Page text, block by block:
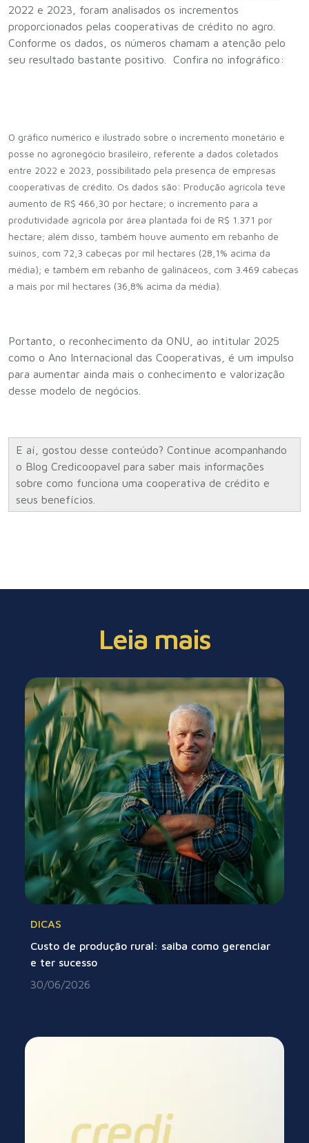
2022 e 2023, foram analisados os incrementos
proporcionados pelas cooperativas de crédito no agro.
Conforme os dados, os números chamam a atenção pelo
seu resultado bastante positivo. Confira no infográfico:
O gráfico numérico e ilustrado sobre o incremento monetário e
posse no agronegócio brasileiro, referente a dados coletados
entre 2022 e 2023, possibilitado pela presença de empresas
cooperativas de crédito. Os dados são: Produção agrícola teve
aumento de R$ 466,30 por hectare; o incremento para a
produtividade agrícola por área plantada foi de R$ 1.371 por
hectare; além disso, também houve aumento em rebanho de
suínos, com 72,3 cabeças por mil hectares (28,1% acima da
média); e também em rebanho de galináceos, com 3.469 cabeças
a mais por mil hectares (36,8% acima da média).
Portanto, o reconhecimento da ONU, ao intitular 2025
como o Ano Internacional das Cooperativas, é um impulso
para aumentar ainda mais o conhecimento e valorização
desse modelo de negócios.
E aí, gostou desse conteúdo? Continue acompanhando
o Blog Credicoopavel para saber mais informações
sobre como funciona uma cooperativa de crédito e
seus benefícios.
Leia mais
DICAS
Custo de produção rural: saiba como gerenciar
e ter sucesso
30/06/2026